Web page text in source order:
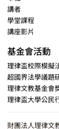
講者
學堂課程
講座影片
基金會活動
理律盃校際模擬
超國界法學議題
理律文教基金會
理律盃大學公民
財團法人理律文